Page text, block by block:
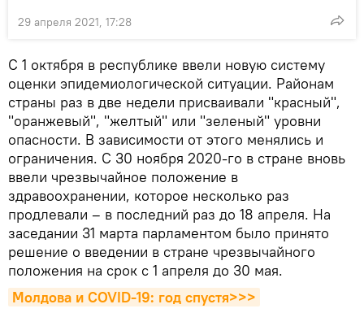
29 апреля 2021, 17:28
С 1 октября в республике ввели новую систему
оценки эпидемиологической ситуации. Районам
страны раз в две недели присваивали "красный",
"оранжевый", "желтый" или "зеленый" уровни
опасности. В зависимости от этого менялись и
ограничения. С 30 ноября 2020-го в стране вновь
ввели чрезвычайное положение в
здравоохранении, которое несколько раз
продлевали – в последний раз до 18 апреля. На
заседании 31 марта парламентом было принято
решение о введении в стране чрезвычайного
положения на срок с 1 апреля до 30 мая.
Молдова и COVID-19: год спустя>>>